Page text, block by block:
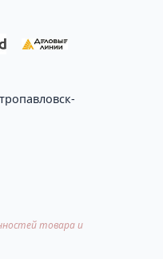
товара и